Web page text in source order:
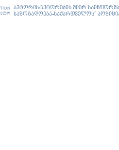
ავტორის/ავტორების მიერ
საზოგადოება-საქართველოს”